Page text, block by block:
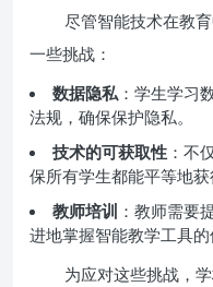
尽管智能技术在教
一些挑战：
数据隐私：学生学习
法规，确保保护隐私。
技术的可获取性 ：不
保所有学生都能平等地获
教师培训 ：教师需要
进地掌握智能教学工具的
为应对这些挑战，